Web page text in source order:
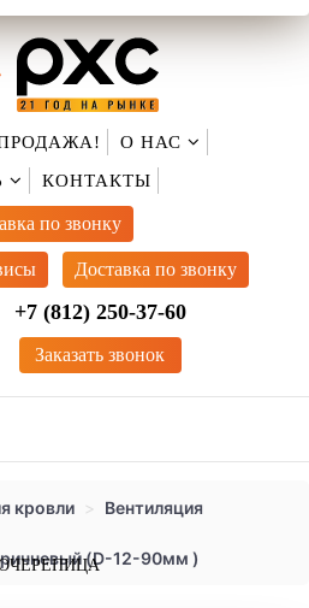
О НАС
КОНТАКТЫ
по звонку
Доставка по звонку
+7 (812) 250-37-60
Заказать звонок
кровли
Вентиляция
(D-12-90мм )